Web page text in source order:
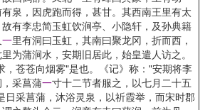
泉，因虎跑而得，甚甘。其西南王里有太
有李忠简玉虹饮涧亭、小隐轩，及孙典籍
一里有洞曰玉虹，其南曰聚龙冈，折而西，
为蒲涧水，安期旧居此，始皇遣人访之。
，苍苍向烟雾"是也。《记》称："安期将李
采菖蒲一寸十二节者服之，以七月二十五
日采菖蒲，沐浴灵泉，以祈霞举，而宋时郡